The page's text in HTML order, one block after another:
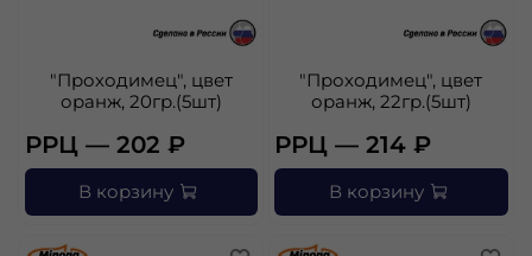
"Проходимец", цвет
оранж, 20гр.(5шт)
РРЦ — 202 ₽
В корзину
"Проходимец", цвет
оранж, 22гр.(5шт)
РРЦ — 214 ₽
В корзину